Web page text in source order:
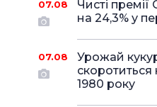
07.08
Чисті
на 24,3% у
07.08
Урожай
скоротиться
1980 року